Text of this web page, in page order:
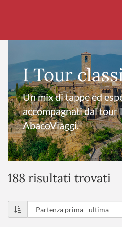
I Tour
Un mix di tappe ed
accompagnati dal tour
AbacoViaggi.
188 risultati trovati